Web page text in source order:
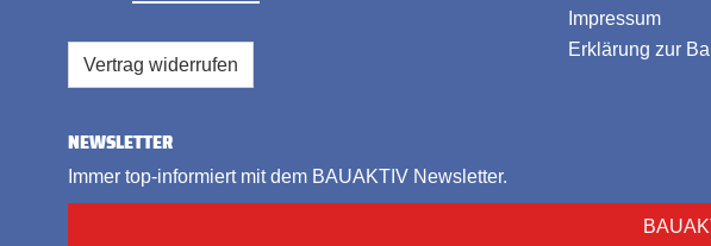
Vertrag widerrufen
Impressum
Erklärung zur
NEWSLETTER
Immer top-informiert mit dem BAUAKTIV Newsletter.